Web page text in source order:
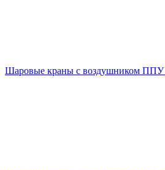
Шаровые краны с воздушником ППУ